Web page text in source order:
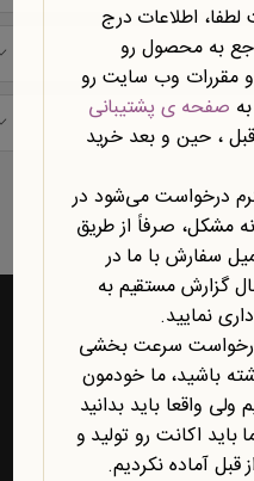
فروشگاه ، حتما و حتما
لطفا، اطلاعات درج
به محصول رو
و مقررات وب سایت رو
صفحه ی پشتیبانی
، حین و بعد خرید
درخواست می‌شود در
مشکل، صرفاً از طریق
سفارش با ما در
گزارش مستقیم به
نمایید.
سرعت بخشی
باشید، ما خودمون
واقعا باید بدانید
باید اکانت رو تولید و
قبل آماده نکردیم.